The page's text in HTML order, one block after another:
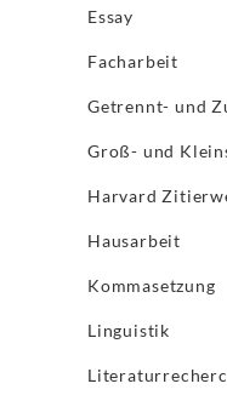
Essay
Facharbeit
Getrennt- und
Groß- und
Harvard
Hausarbeit
Kommasetzung
Linguistik